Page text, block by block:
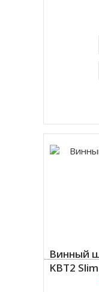
Винный
KBT2 Slim